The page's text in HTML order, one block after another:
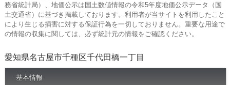
務省統計局）、地価公示は国土数値情報の令和5年度地価公示データ（国
土交通省）に基づき掲載しております。利用者が当サイトを利用したこと
により生じる損害に対する保証行為を一切しておりません。重要な用途で
の情報の収集に関しては、必ず統計元の情報をご確認ください。
愛知県名古屋市千種区千代田橋一丁目
基本情報